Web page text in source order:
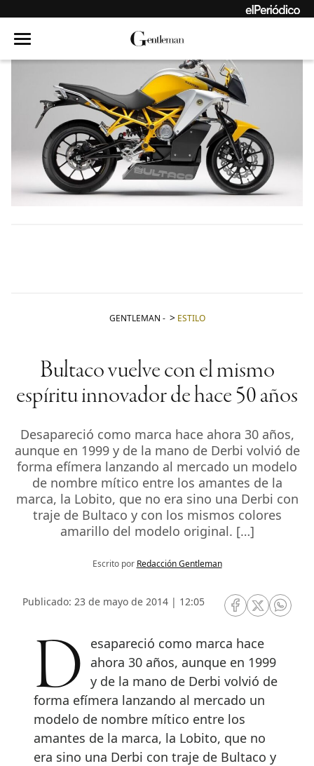
GENTLEMAN - ESTILO
Bultaco vuelve con el mismo
espíritu innovador de hace 50 años
Desapareció como marca hace ahora 30 años,
aunque en 1999 y de la mano de Derbi volvió de
forma efímera lanzando al mercado un modelo
de nombre mítico entre los amantes de la
marca, la Lobito, que no era sino una Derbi con
traje de Bultaco y con los mismos colores
amarillo del modelo original. […]
Escrito por Redacción Gentleman
Publicado: 23 de mayo de 2014 | 12:05
RRSS Facebook
RRSSRRSS
Desapareció como marca hace
ahora 30 años, aunque en 1999
y de la mano de Derbi volvió de
forma efímera lanzando al mercado un
modelo de nombre mítico entre los
amantes de la marca, la Lobito, que no
era sino una Derbi con traje de Bultaco y